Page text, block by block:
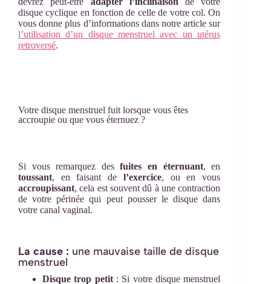
disque cyclique en fonction de celle de votre col. On
vous donne plus d’informations dans notre article sur
l’utilisation d’un disque menstruel avec un utérus
retroversé.
Votre disque menstruel fuit lorsque vous êtes
accroupie ou que vous éternuez ?
Si vous remarquez desfuites en éternuant, en
toussant, en faisant de l’exercice, ou en vous
accroupissant, cela est souvent dû à une contraction
de votre périnée qui peut pousser le disque dans
votre canal vaginal.
La cause : une mauvaise taille de disque
menstruel
Disque trop petit: Si votre disque menstruel